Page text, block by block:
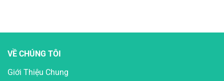
VỀ CHÚNG TÔI
Giới Thiệu Chung